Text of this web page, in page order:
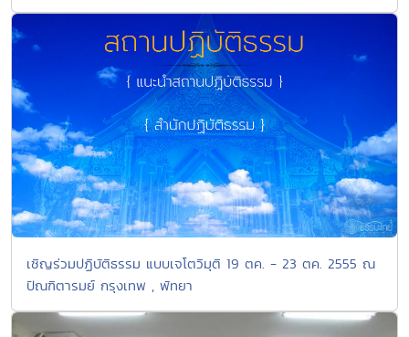
เชิญร่วมปฏิบัติธรรม แบบเจโตวิมุติ 19 ตค. - 23 ตค. 2555 ณ
ปัณฑิตารมย์ กรุงเทพ , พัทยา